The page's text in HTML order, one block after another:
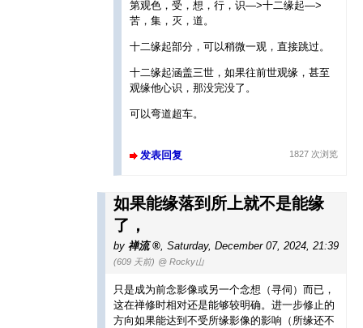
第观色，受，想，行，识—>十二缘起—>
苦，集，灭，道。
十二缘起部分，可以稍微一观，直接跳过。
十二缘起涵盖三世，如果往前世观缘，甚至
观缘他心识，那没完没了。
可以弯道超车。
发表回复 1827 次浏览
如果能缘落到所上就不是能缘
了，
by 禅流 , Saturday, December 07, 2024, 21:39
(609 天前) @ Rocky山
只是成为前念影像或另一个念想（寻伺）而已，
这在禅修时相对还是能够较明确。进一步修止的
方向如果能达到不受所缘影像的影响（所缘还不